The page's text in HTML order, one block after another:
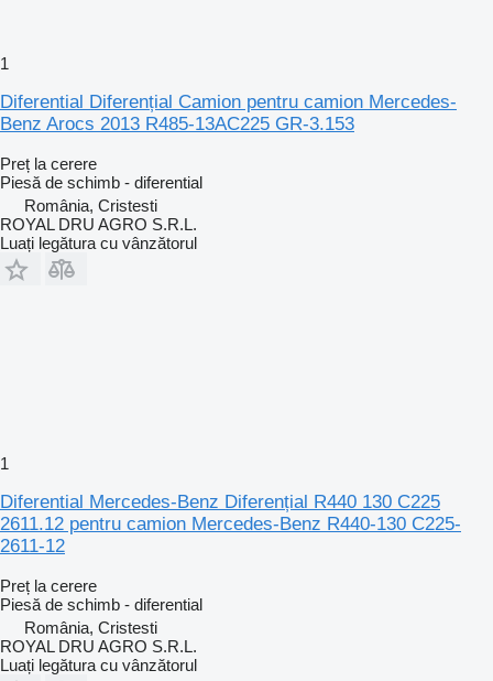
1
Diferential Diferențial Camion pentru camion Mercedes-
Benz Arocs 2013 R485-13AC225 GR-3.153
Preț la cerere
Piesă de schimb - diferential
România, Cristesti
ROYAL DRU AGRO S.R.L.
Luați legătura cu vânzătorul
1
Diferential Mercedes-Benz Diferențial R440 130 C225
2611.12 pentru camion Mercedes-Benz R440-130 C225-
2611-12
Preț la cerere
Piesă de schimb - diferential
România, Cristesti
ROYAL DRU AGRO S.R.L.
Luați legătura cu vânzătorul